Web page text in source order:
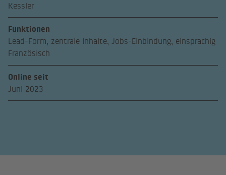
Kessler
Funktionen
Lead-Form, zentrale Inhalte, Jobs-Einbindung, einsprachig
Französisch
Online seit
Juni 2023